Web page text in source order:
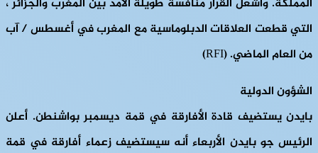
التي قطعت العلاقات الدبلوماسية مع المغرب في أغسطس / آب
من العام الماضي. (RFI)
الشؤون الدولية
بايدن يستضيف قادة الأفارقة في قمة ديسمبر بواشنطن. أعلن
الرئيس جو بايدن الأربعاء أنه سيستضيف زعماء أفارقة في قمة